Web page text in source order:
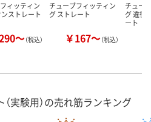
ィッティン
ストレート
～（税込）
チューブフィッティン
グ ストレート
￥167～（税込）
チュー
グ 違径
ート
実験用）の売れ筋ランキング